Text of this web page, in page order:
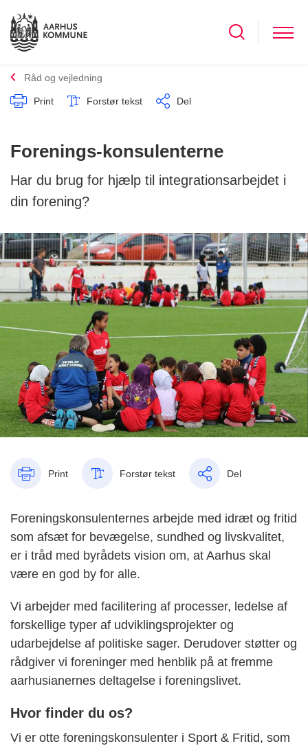
Råd og vejledning
Print Forstør tekst Del
Forenings-konsulenterne
Har du brug for hjælp til integrationsarbejdet i
din forening?
Print Forstør tekst Del
Foreningskonsulenternes arbejde med idræt og fritid
som afsæt for bevægelse, sundhed og livskvalitet,
er i tråd med byrådets vision om, at Aarhus skal
være en god by for alle.
Vi arbejder med facilitering af processer, ledelse af
forskellige typer af udviklingsprojekter og
udarbejdelse af politiske sager. Derudover støtter og
rådgiver vi foreninger med henblik på at fremme
aarhusianernes deltagelse i foreningslivet.
Hvor finder du os?
Vi er otte foreningskonsulenter i Sport & Fritid, som